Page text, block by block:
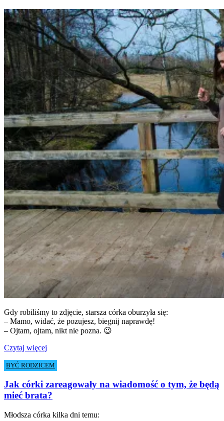
Gdy robiliśmy to zdjęcie, starsza córka oburzyła się:
– Mamo, widać, że pozujesz, biegnij naprawdę!
– Ojtam, ojtam, nikt nie pozna. 😉
Czytaj więcej
BYĆ RODZICEM
Jak córki zareagowały na wiadomość o tym, że będą
mieć brata?
Młodsza córka kilka dni temu: